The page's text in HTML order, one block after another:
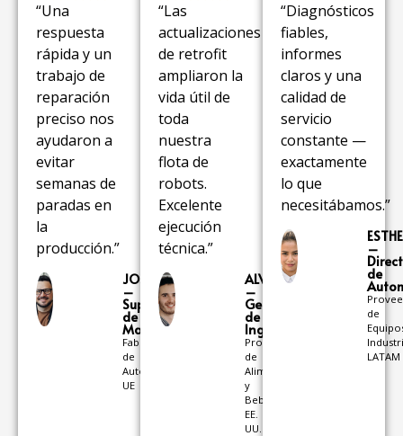
“Una
respuesta
rápida y un
trabajo de
reparación
preciso nos
ayudaron a
evitar
semanas de
paradas en
la
producción.”
JOSE
–
Supervisor
de
Mantenimiento
Fabricación
de
Automoción,
UE
“Las
actualizaciones
de retrofit
ampliaron la
vida útil de
toda
nuestra
flota de
robots.
Excelente
ejecución
técnica.”
ALVARO
–
Gerente
de
Ingeniería
Producción
de
Alimentos
y
Bebidas,
EE.
UU.
“Diagnósticos
fiables,
informes
claros y una
calidad de
servicio
constante —
exactamente
lo que
necesitábamos.”
–
de
de
LATAM